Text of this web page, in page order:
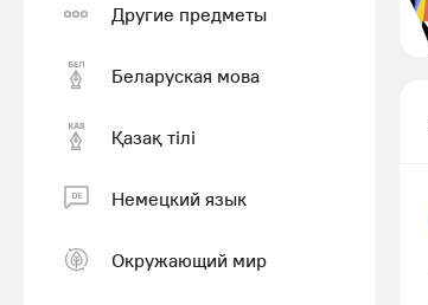
Другие предметы
Беларуская мова
Қазақ тiлi
Немецкий язык
Окружающий мир